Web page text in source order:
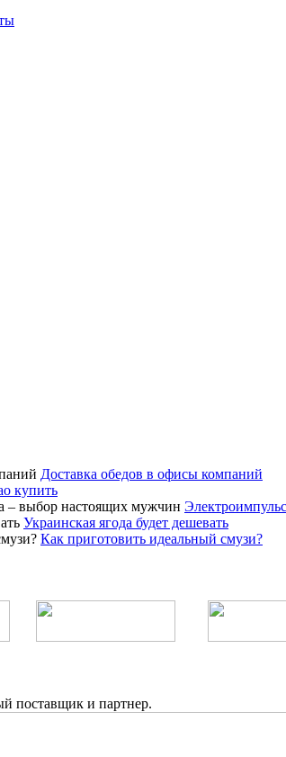
Доставка обедов в офисы компаний
купить
Украинская ягода будет дешевать
Как приготовить идеальный смузи?
поставщик и партнер.